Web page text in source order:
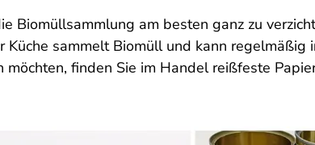
am besten ganz zu
Küche sammelt Biomüll und kann
finden Sie im Handel reißfeste